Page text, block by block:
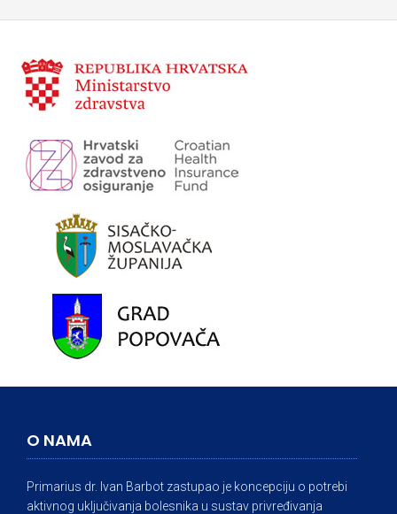
O NAMA
Primarius dr. Ivan Barbot zastupao je koncepciju o potrebi
aktivnog uključivanja bolesnika u sustav privređivanja